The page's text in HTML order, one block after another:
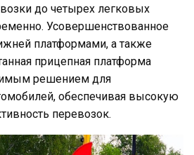
до четырех легковых
Усовершенствованное
платформами, а также
прицепная платформа
решением для
обеспечивая высокую
перевозок.